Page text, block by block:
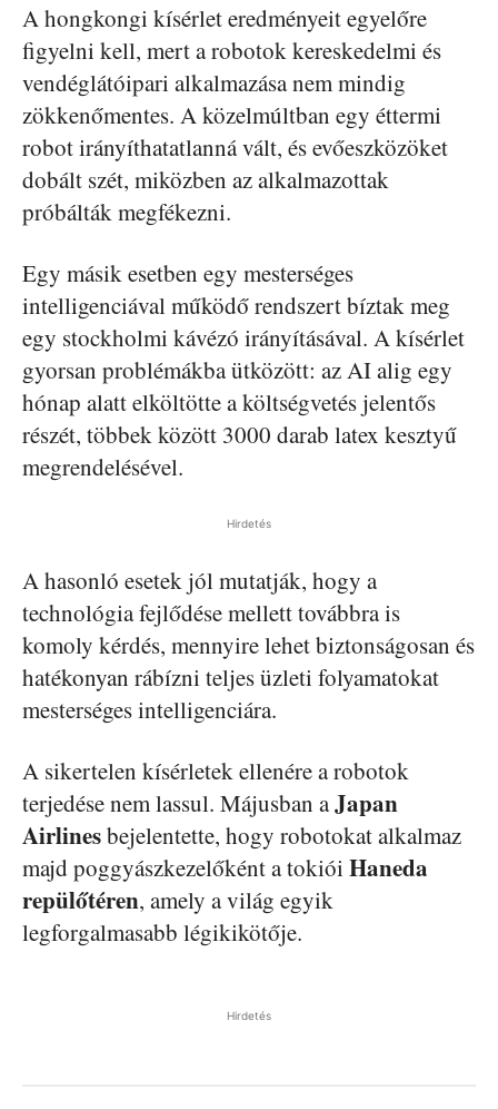
A hongkongi kísérlet eredményeit egyelőre
figyelni kell, mert a robotok kereskedelmi és
vendéglátóipari alkalmazása nem mindig
zökkenőmentes. A közelmúltban egy éttermi
robot irányíthatatlanná vált, és evőeszközöket
dobált szét, miközben az alkalmazottak
próbálták megfékezni.
Egy másik esetben egy mesterséges
intelligenciával működő rendszert bíztak meg
egy stockholmi kávézó irányításával. A kísérlet
gyorsan problémákba ütközött: az AI alig egy
hónap alatt elköltötte a költségvetés jelentős
részét, többek között 3000 darab latex kesztyű
megrendelésével.
Hirdetés
A hasonló esetek jól mutatják, hogy a
technológia fejlődése mellett továbbra is
komoly kérdés, mennyire lehet biztonságosan és
hatékonyan rábízni teljes üzleti folyamatokat
mesterséges intelligenciára.
A sikertelen kísérletek ellenére a robotok
terjedése nem lassul. Májusban aJapan
Airlinesbejelentette, hogy robotokat alkalmaz
majd poggyászkezelőként a tokiói Haneda
repülőtéren, amely a világ egyik
legforgalmasabb légikikötője.
Hirdetés